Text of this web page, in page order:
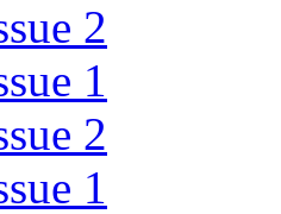
2
1
2
1